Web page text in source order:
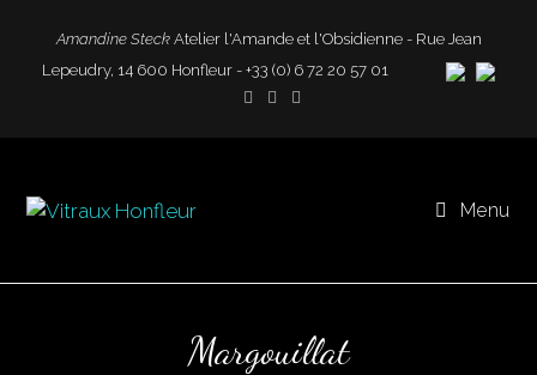
Amandine SteckAtelier l'Amande et l'Obsidienne - Rue Jean
Lepeudry, 14 600 Honfleur - +33 (0) 6 72 20 57 01
Menu
Margouillat